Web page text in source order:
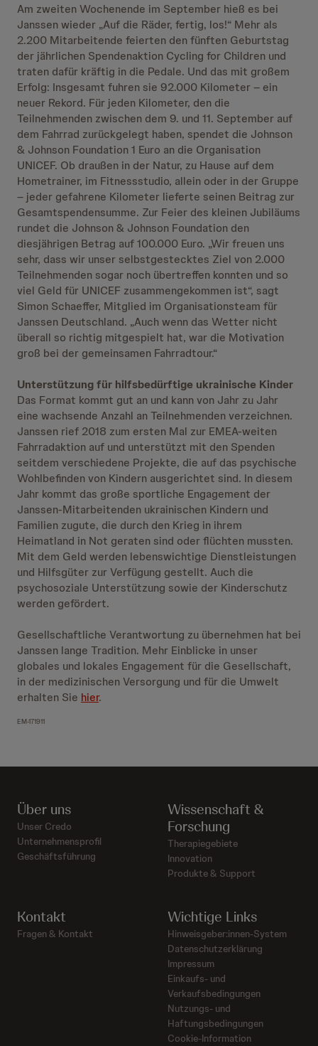
Am zweiten Wochenende im September hieß es bei
Janssen wieder „Auf die Räder, fertig, los!“ Mehr als
2.200 Mitarbeitende feierten den fünften Geburtstag
der jährlichen Spendenaktion Cycling for Children und
traten dafür kräftig in die Pedale. Und das mit großem
Erfolg: Insgesamt fuhren sie 92.000 Kilometer – ein
neuer Rekord. Für jeden Kilometer, den die
Teilnehmenden zwischen dem 9. und 11. September auf
dem Fahrrad zurückgelegt haben, spendet die Johnson
& Johnson Foundation 1 Euro an die Organisation
UNICEF. Ob draußen in der Natur, zu Hause auf dem
Hometrainer, im Fitnessstudio, allein oder in der Gruppe
– jeder gefahrene Kilometer lieferte seinen Beitrag zur
Gesamtspendensumme. Zur Feier des kleinen Jubiläums
rundet die Johnson & Johnson Foundation den
diesjährigen Betrag auf 100.000 Euro. „Wir freuen uns
sehr, dass wir unser selbstgestecktes Ziel von 2.000
Teilnehmenden sogar noch übertreffen konnten und so
viel Geld für UNICEF zusammengekommen ist“, sagt
Simon Schaeffer, Mitglied im Organisationsteam für
Janssen Deutschland. „Auch wenn das Wetter nicht
überall so richtig mitgespielt hat, war die Motivation
groß bei der gemeinsamen Fahrradtour.“
Unterstützung für hilfsbedürftige ukrainische Kinder
Das Format kommt gut an und kann von Jahr zu Jahr
eine wachsende Anzahl an Teilnehmenden verzeichnen.
Janssen rief 2018 zum ersten Mal zur EMEA-weiten
Fahrradaktion auf und unterstützt mit den Spenden
seitdem verschiedene Projekte, die auf das psychische
Wohlbefinden von Kindern ausgerichtet sind. In diesem
Jahr kommt das große sportliche Engagement der
Janssen-Mitarbeitenden ukrainischen Kindern und
Familien zugute, die durch den Krieg in ihrem
Heimatland in Not geraten sind oder flüchten mussten.
Mit dem Geld werden lebenswichtige Dienstleistungen
und Hilfsgüter zur Verfügung gestellt. Auch die
psychosoziale Unterstützung sowie der Kinderschutz
werden gefördert.
Gesellschaftliche Verantwortung zu übernehmen hat bei
Janssen lange Tradition. Mehr Einblicke in unser
globales und lokales Engagement für die Gesellschaft,
in der medizinischen Versorgung und für die Umwelt
erhalten Sie hier.
EM-171911
Über uns
Unser Credo
Unternehmensprofil
Geschäftsführung
Wissenschaft &
Forschung
Therapiegebiete
Innovation
Produkte & Support
Kontakt
Fragen & Kontakt
Wichtige Links
Hinweisgeber:innen-System
Datenschutzerklärung
Impressum
Einkaufs- und
Verkaufsbedingungen
Nutzungs- und
Haftungsbedingungen
Cookie-Information